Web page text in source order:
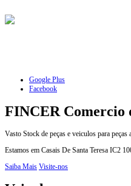
Google Plus
Facebook
FINCER Comercio
Vasto Stock de peças e veiculos para peças
Estamos em Casais De Santa Teresa IC2
Saiba Mais Visite-nos